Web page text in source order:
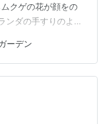
クゲの花が顔をの
ンダの手すりのよう
高安山へ 土曜日
が、この暑さなの
方に足を運ぶこと
は年に数回訪れ
になるが、春先で
ーデン